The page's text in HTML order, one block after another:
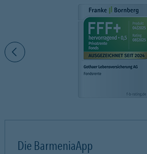
Die BarmeniaApp